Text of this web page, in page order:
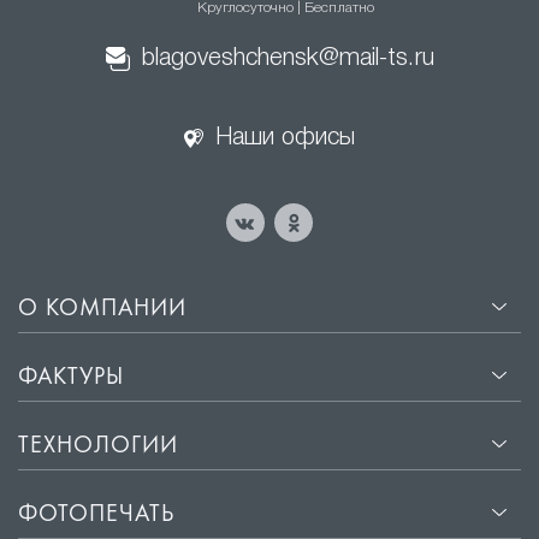
мягкого свечения, что придаёт помещению уют и
Прочность и долговечность. Материалы, из которых
изготавливаются сатиновые потолки, не
первоначальный вид на протяжении многих лет.
·
Лёгкость установки. Монтаж сатиновых потолков
обладают водоотталкивающими свойствами, что
· Звукоизоляция. Хорошие звукоизоляционные
Круглосуточно | Бесплатно
blagoveshchensk@mail-ts.ru
Наши офисы
О КОМПАНИИ
ФАКТУРЫ
ТЕХНОЛОГИИ
ФОТОПЕЧАТЬ